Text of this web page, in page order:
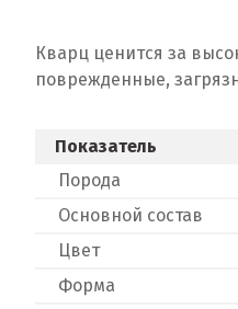
Кварц ценится за
поврежденные,
Показатель
Порода
Основной состав
Цвет
Форма